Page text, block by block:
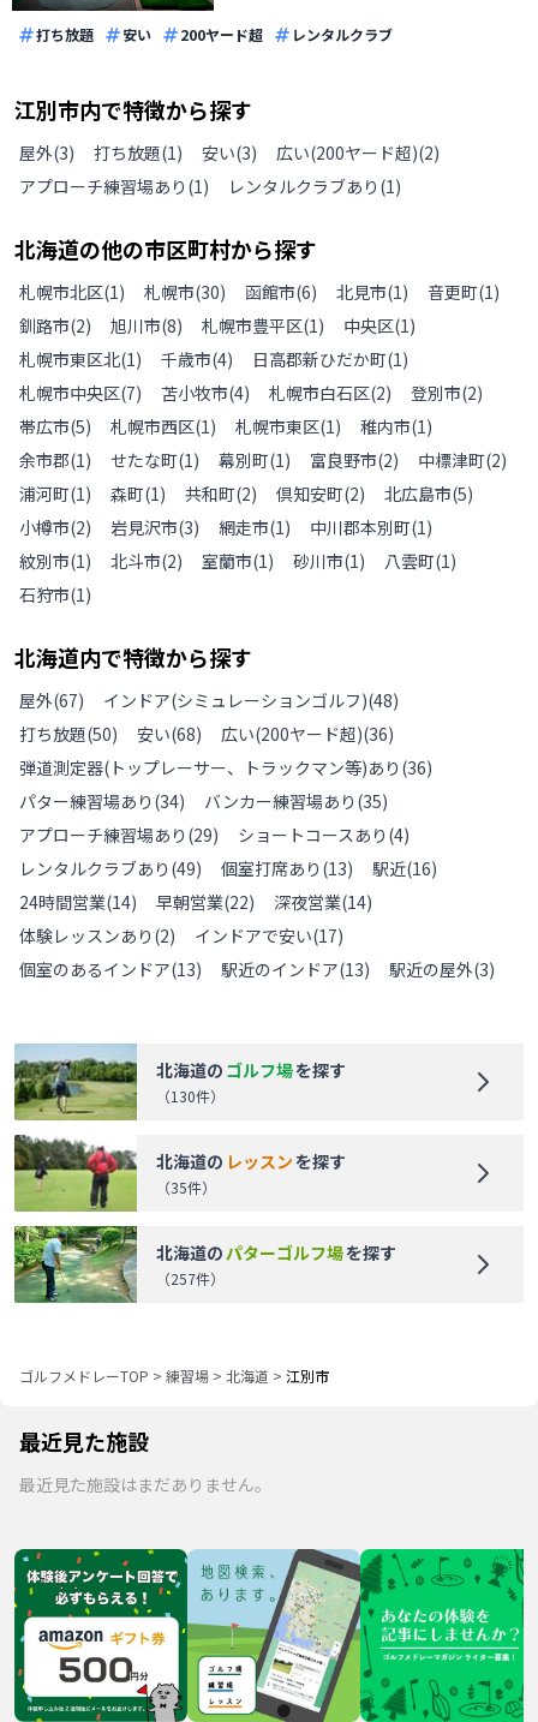
打ち放題 安い 200ヤード超 レンタルクラブ
江別市内で特徴から探す
屋外(3) 打ち放題(1) 安い(3) 広い(200ヤード超)(2)
アプローチ練習場あり (1) レンタルクラブあり (1)
北海道の他の市区町村から探す
札幌市北区(1) 札幌市(30) 函館市(6) 北見市(1) 音更町(1)
釧路市(2) 旭川市(8) 札幌市豊平区(1) 中央区(1)
札幌市東区北(1) 千歳市(4) 日高郡新ひだか町(1)
札幌市中央区(7) 苫小牧市(4) 札幌市白石区(2) 登別市(2)
帯広市(5) 札幌市西区(1) 札幌市東区(1) 稚内市(1)
余市郡(1) せたな町(1) 幕別町(1) 富良野市(2) 中標津町(2)
浦河町(1) 森町(1) 共和町(2) 倶知安町(2) 北広島市(5)
小樽市(2) 岩見沢市(3) 網走市(1) 中川郡本別町(1)
紋別市(1) 北斗市(2) 室蘭市(1) 砂川市(1) 八雲町(1)
石狩市(1)
北海道内で特徴から探す
屋外(67) インドア(シミュレーションゴルフ)(48)
打ち放題(50) 安い(68) 広い(200ヤード超)(36)
弾道測定器(トップレーサー、トラックマン等)あり (36)
パター練習場あり (34) バンカー練習場あり (35)
アプローチ練習場あり (29) ショートコースあり (4)
レンタルクラブあり (49) 個室打席あり (13) 駅近(16)
24時間営業(14) 早朝営業(22) 深夜営業(14)
体験レッスンあり (2) インドアで安い(17)
個室のあるインドア(13) 駅近のインドア(13) 駅近の屋外(3)
北海道の ゴルフ場を探す
（130件）
北海道の レッスンを探す
（35件）
北海道のパターゴルフ場を探す
（257件）
ゴルフメドレーTOP > 練習場 > 北海道 > 江別市
最近見た施設
最近見た施設はまだありません。